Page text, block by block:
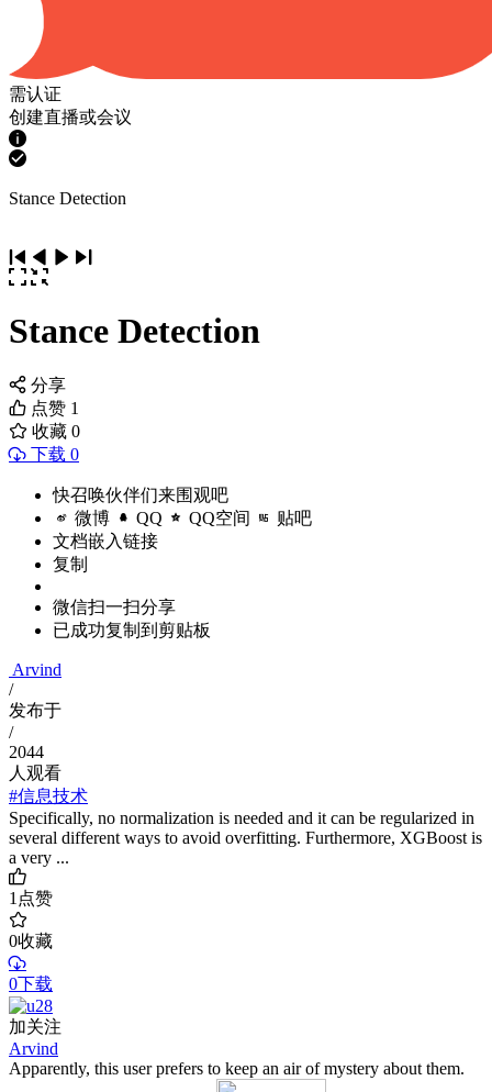
需认证
创建直播或会议
Stance Detection
Stance Detection
分享
点赞 1
收藏 0
下载 0
快召唤伙伴们来围观吧
微博 QQ QQ空间 贴吧
文档嵌入链接
复制
微信扫一扫分享
已成功复制到剪贴板
Arvind
/
发布于
/
2044
人观看
#信息技术
Specifically, no normalization is needed and it can be regularized in
several different ways to avoid overfitting. Furthermore, XGBoost is
a very ...
1点赞
0收藏
0下载
加关注
Arvind
Apparently, this user prefers to keep an air of mystery about them.